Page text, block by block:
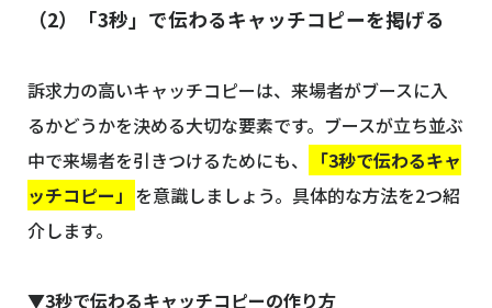
（2）「3秒」で伝わるキャッチコピーを掲げる
訴求力の高いキャッチコピーは、来場者がブースに入
るかどうかを決める大切な要素です。ブースが立ち並ぶ
中で来場者を引きつけるためにも、
「3秒で伝わるキャ
ッチコピー」 を意識しましょう。具体的な方法を2つ紹
介します。
▼3秒で伝わるキャッチコピーの作り方